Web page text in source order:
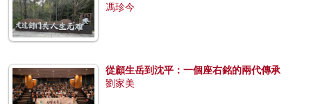
馮珍今
從顧生岳到沈平：一個座右銘的兩代傳承
劉家美